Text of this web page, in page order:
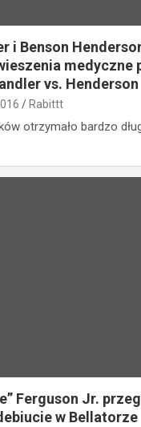
i Benson
medyczne
vs. Henderson
Rabittt
otrzymało bardzo
Ferguson Jr.
w Bellatorze